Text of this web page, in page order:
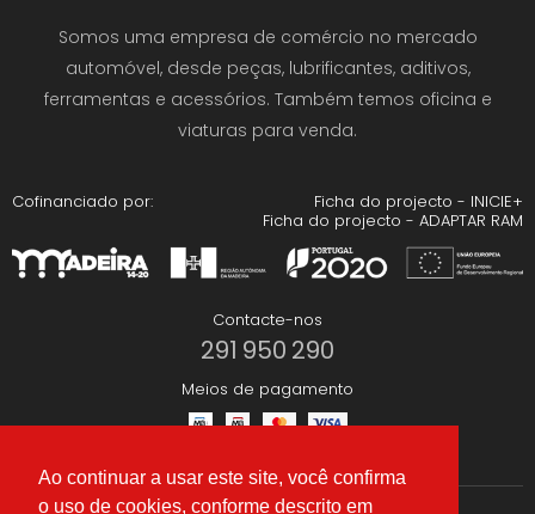
Ao continuar a usar este site, você confirma
o uso de cookies, conforme descrito em
Somos uma empresa de comércio no mercado
automóvel, desde peças, lubrificantes, aditivos,
ferramentas e acessórios. Também temos oficina e
viaturas para venda.
Cofinanciado por:
Ficha do projecto - INICIE+
Ficha do projecto - ADAPTAR RAM
Contacte-nos
291 950 290
Meios de pagamento